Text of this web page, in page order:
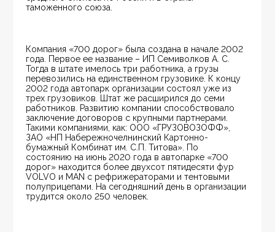
таможенного союза.
Компания «700 дорог» была создана в начале 2002
года. Первое ее название – ИП Семиволков А. С.
Тогда в штате имелось три работника, а грузы
перевозились на единственном грузовике. К концу
2002 года автопарк организации состоял уже из
трех грузовиков. Штат же расширился до семи
работников. Развитию компании способствовало
заключение договоров с крупными партнерами.
Такими компаниями, как: ООО «ГРУЗОВОЗОФФ»,
ЗАО «НП Набережночелнинский Картонно-
бумажный Комбинат им. С.П. Титова». По
состоянию на июнь 2020 года в автопарке «700
дорог» находится более двухсот пятидесяти фур
VOLVO и MAN с рефрижераторами и тентовыми
полуприцепами. На сегодняшний день в организации
трудится около 250 человек.